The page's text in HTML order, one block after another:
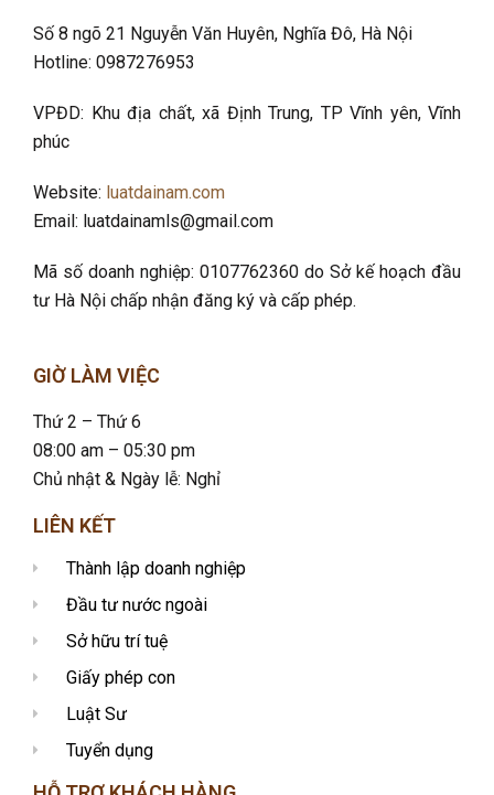
Số 8 ngõ 21 Nguyễn Văn Huyên, Nghĩa Đô, Hà Nội
Hotline: 0987276953
VPĐD: Khu địa chất, xã Định Trung, TP Vĩnh yên, Vĩnh
phúc
Website: luatdainam.com
Email: luatdainamls@gmail.com
Mã số doanh nghiệp: 0107762360 do Sở kế hoạch đầu
tư Hà Nội chấp nhận đăng ký và cấp phép.
GIỜ LÀM VIỆC
Thứ 2 – Thứ 6
08:00 am – 05:30 pm
Chủ nhật & Ngày lễ: Nghỉ
LIÊN KẾT
Thành lập doanh nghiệp
Đầu tư nước ngoài
Sở hữu trí tuệ
Giấy phép con
Luật Sư
Tuyển dụng